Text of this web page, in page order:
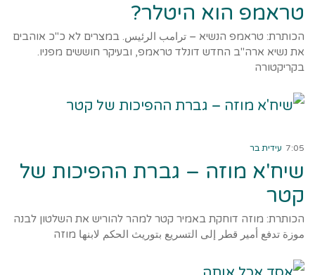
טראמפ הוא היטלר?
הכותרת: טראמפ הנשיא – ترامب الرئيس. במצרים לא כ"כ אוהבים
את נשיא ארה"ב החדש דונלד טראמפ, ובעיקר חוששים מפניו.
בקריקטורה
7:05 עידית בר
שיח'א מוזה – גברת ההפיכות של
קטר
הכותרת: מוזה דוחקת באמיר קטר למהר להוריש את השלטון לבנה
موزة تدفع أمير قطر إلى التسريع بتوريث الحكم لابنها מוזה